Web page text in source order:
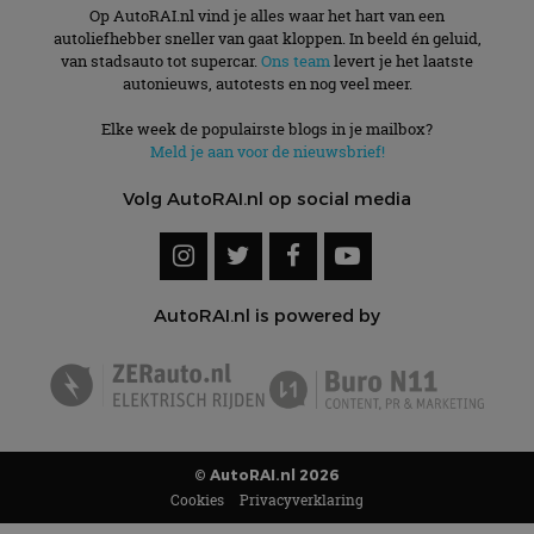
Op AutoRAI.nl vind je alles waar het hart van een
autoliefhebber sneller van gaat kloppen. In beeld én geluid,
van stadsauto tot supercar. Ons teamlevert je het laatste
autonieuws, autotests en nog veel meer.
Elke week de populairste blogs in je mailbox?
Meld je aan voor de nieuwsbrief!
Volg AutoRAI.nl op social media
AutoRAI.nl is powered by
© AutoRAI.nl 2026
Cookies Privacyverklaring